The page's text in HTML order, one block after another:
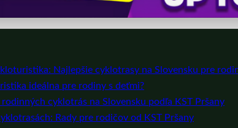
Najlepšie cyklotrasy na Slovensku pre
ideálna pre rodiny s deťmi?
cyklotrás na Slovensku podľa KST Pršany
Rady pre rodičov od KST Pršany